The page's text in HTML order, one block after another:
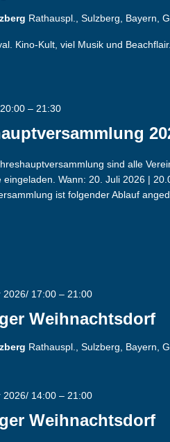
Rathauspl., Sulzberg, Bayern,
Kino-Kult, viel Musik und
– 21:30
sind alle
eingeladen. Wann: 20. Juli 2026 |
ist folgender Ablauf
Weihnachtsdorf
2026/ 17:00 – 21:00
Rathauspl., Sulzberg, Bayern,
Weihnachtsdorf
2026/ 14:00 – 21:00